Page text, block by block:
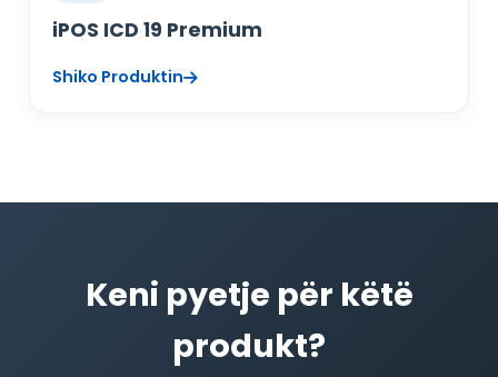
iPOS ICD 19 Premium
Shiko Produktin
Keni pyetje për këtë
produkt?